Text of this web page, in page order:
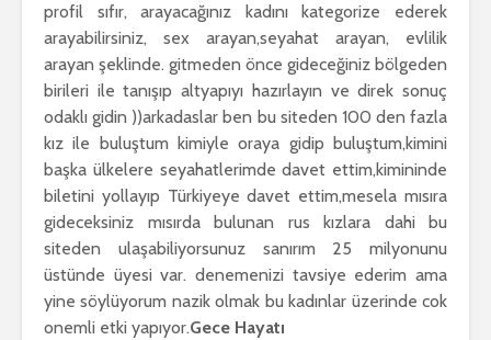
profil sıfır, arayacağınız kadını kategorize ederek
arayabilirsiniz, sex arayan,seyahat arayan, evlilik
arayan şeklinde. gitmeden önce gideceğiniz bölgeden
birileri ile tanışıp altyapıyı hazırlayın ve direk sonuç
odaklı gidin ))arkadaslar ben bu siteden 100 den fazla
kız ile buluştum kimiyle oraya gidip buluştum,kimini
başka ülkelere seyahatlerimde davet ettim,kimininde
biletini yollayıp Türkiyeye davet ettim,mesela mısıra
gideceksiniz mısırda bulunan rus kızlara dahi bu
siteden ulaşabiliyorsunuz sanırım 25 milyonunu
üstünde üyesi var. denemenizi tavsiye ederim ama
yine söylüyorum nazik olmak bu kadınlar üzerinde cok
onemli etki yapıyor.Gece Hayatı